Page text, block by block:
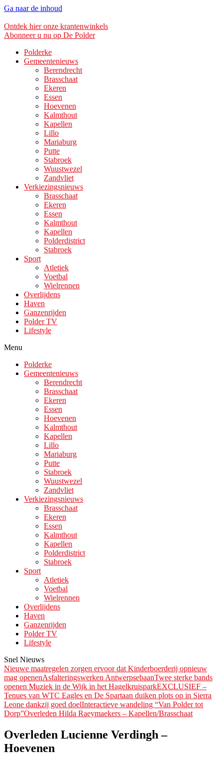
Ga naar de inhoud
Ontdek hier onze krantenwinkels
Abonneer u nu op De Polder
Polderke
Gemeentenieuws
Berendrecht
Brasschaat
Ekeren
Essen
Hoevenen
Kalmthout
Kapellen
Lillo
Mariaburg
Putte
Stabroek
Wuustwezel
Zandvliet
Verkiezingsnieuws
Brasschaat
Ekeren
Essen
Kalmthout
Kapellen
Polderdistrict
Stabroek
Sport
Atletiek
Voetbal
Wielrennen
Overlijdens
Haven
Ganzenrijden
Polder TV
Lifestyle
Menu
Polderke
Gemeentenieuws
Berendrecht
Brasschaat
Ekeren
Essen
Hoevenen
Kalmthout
Kapellen
Lillo
Mariaburg
Putte
Stabroek
Wuustwezel
Zandvliet
Verkiezingsnieuws
Brasschaat
Ekeren
Essen
Kalmthout
Kapellen
Polderdistrict
Stabroek
Sport
Atletiek
Voetbal
Wielrennen
Overlijdens
Haven
Ganzenrijden
Polder TV
Lifestyle
Snel Nieuws
Nieuwe maatregelen zorgen ervoor dat Kinderboerderij opnieuw
mag openenAsfalteringswerken AntwerpsebaanTwee sterke bands
openen Muziek in de Wijk in het HagelkruisparkEXCLUSIEF –
Tenues van WTC Eagles en De Spartaan duiken plots op in Sierra
Leone dankzij goed doelInteractieve wandeling “Van Polder tot
Dorp”Overleden Hilda Raeymaekers – Kapellen/Brasschaat
Overleden Lucienne Verdingh –
Hoevenen